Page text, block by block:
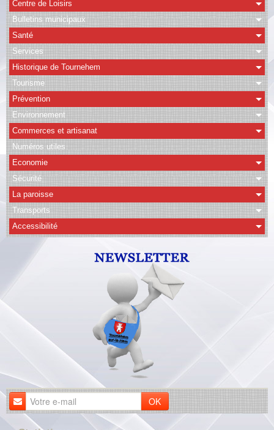
CAPSO
Agenda
Albums
Vidéos
Facebook
Contact
Centre de Loisirs
Bulletins municipaux
Santé
Services
Historique de Tournehem
Tourisme
Prévention
Environnement
Commerces et artisanat
Numéros utiles
Economie
Sécurité
La paroisse
Transports
Accessibilité
OK